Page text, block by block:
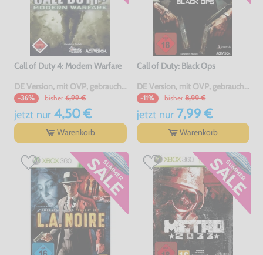
Call of Duty 4: Modern Warfare
DE Version, mit OVP, gebraucht, USK18
-36% bisher 6,99 €
jetzt nur4,50 €
Warenkorb
Call of Duty: Black Ops
DE Version, mit OVP, gebraucht, USK18
-11% bisher 8,99 €
jetzt nur7,99 €
Warenkorb